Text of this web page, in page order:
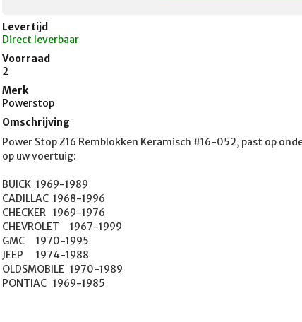
Levertijd
Direct leverbaar
Voorraad
2
Merk
Powerstop
Omschrijving
Power Stop Z16 Remblokken Keramisch #16-052, past op
op uw voertuig:
BUICK	1969-1989
CADILLAC	1968-1996
CHECKER	1969-1976
CHEVROLET	1967-1999
GMC	1970-1995
JEEP	1974-1988
OLDSMOBILE	1970-1989
PONTIAC	1969-1985